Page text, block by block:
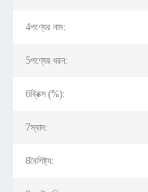
4পণ্যের নাম:
5পণ্যের ধরন:
6ব্রিক্স (%):
7স্বাদ:
8বৈশিষ্ট্য: